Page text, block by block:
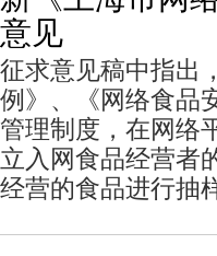
意见
征求意见稿中指出
例》、《网络食品
管理制度，在网络
立入网食品经营者
经营的食品进行抽